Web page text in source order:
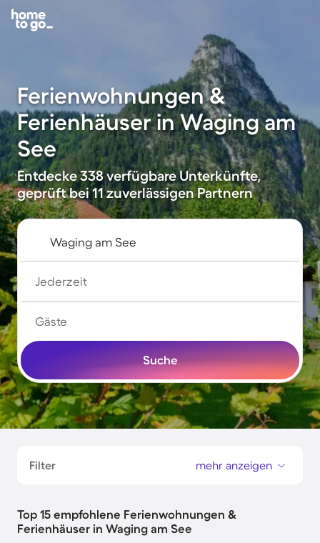
Ferienwohnungen &
Ferienhäuser in Waging am
See
Entdecke 338 verfügbare Unterkünfte,
geprüft bei 11 zuverlässigen Partnern
Jederzeit
Gäste
Suche
Filter mehr anzeigen
Top 15 empfohlene Ferienwohnungen &
Ferienhäuser in Waging am See